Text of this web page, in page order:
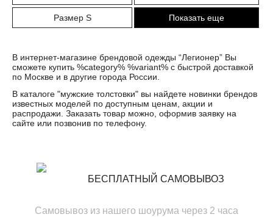
Размер S Показать еще
В интернет-магазине брендовой одежды “Легионер” Вы
сможете купить %category% %variant% с быстрой доставкой
по Москве и в другие города России.
В каталоге "мужские толстовки" вы найдете новинки брендов
известных моделей по доступным ценам, акции и
распродажи. Заказать товар можно, оформив заявку на
сайте или позвонив по телефону.
БЕСПЛАТНЫЙ САМОВЫВОЗ
Самовывоз из нашего шоурума через 2 часа